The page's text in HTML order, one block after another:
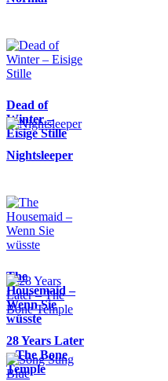
Dead of
Winter –
Eisige Stille
Nightsleeper
The
Housemaid –
Wenn Sie
wüsste
28 Years Later
– The Bone
Temple